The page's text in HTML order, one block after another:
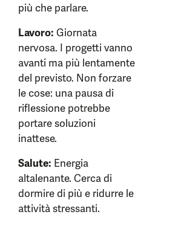
più che parlare.
Lavoro: Giornata
nervosa. I progetti vanno
avanti ma più lentamente
del previsto. Non forzare
le cose: una pausa di
riflessione potrebbe
portare soluzioni
inattese.
Salute: Energia
altalenante. Cerca di
dormire di più e ridurre le
attività stressanti.